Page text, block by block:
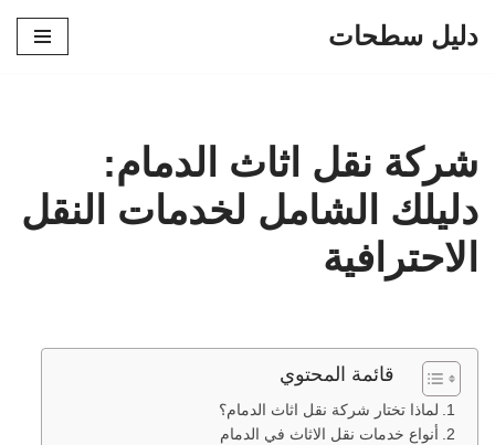
دليل سطحات
شركة نقل اثاث الدمام:
دليلك الشامل لخدمات النقل
الاحترافية
قائمة المحتوي
لماذا تختار شركة نقل اثاث الدمام؟
أنواع خدمات نقل الاثاث في الدمام